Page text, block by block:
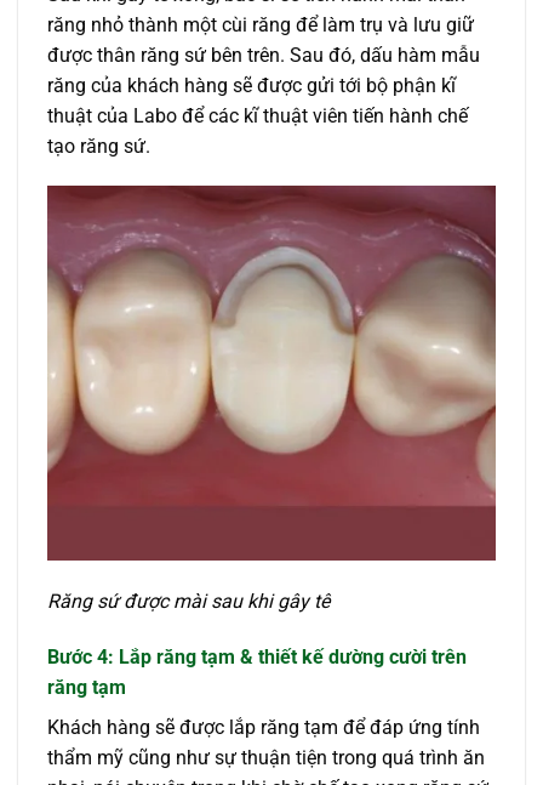
răng nhỏ thành một cùi răng để làm trụ và lưu giữ
được thân răng sứ bên trên. Sau đó, dấu hàm mẫu
răng của khách hàng sẽ được gửi tới bộ phận kĩ
thuật của Labo để các kĩ thuật viên tiến hành chế
tạo răng sứ.
Răng sứ được mài sau khi gây tê
Bước 4: Lắp răng tạm & thiết kế dường cười trên
răng tạm
Khách hàng sẽ được lắp răng tạm để đáp ứng tính
thẩm mỹ cũng như sự thuận tiện trong quá trình ăn